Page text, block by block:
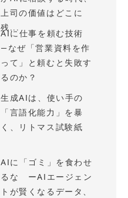
上司の価値はどこに
残...
AIに仕事を頼む技術
—なぜ「営業資料を作
って」と頼むと失敗す
るのか？
生成AIは、使い手の
「言語化能力」を暴
く、リトマス試験紙
AIに「ゴミ」を食わせ
るな ーAIエージェン
トが賢くなるデータ、